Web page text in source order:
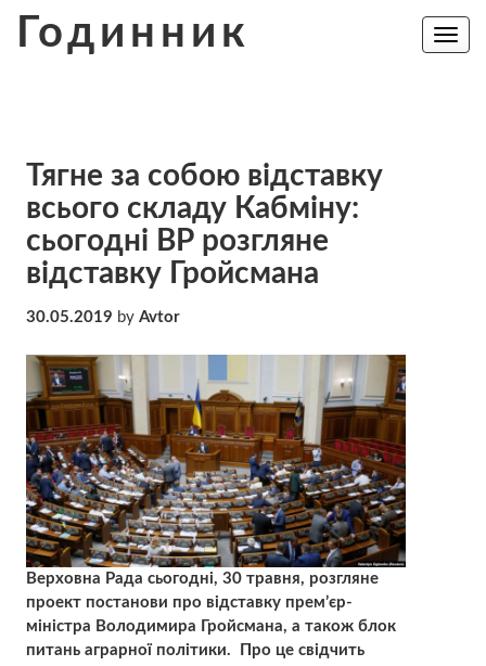
Годинник
Toggle
Тягне за собою відставку
всього складу Кабміну:
сьогодні ВР розгляне
відставку Гройсмана
30.05.2019 by Avtor
Верховна Рада сьогодні, 30 травня, розгляне
проект постанови про відставку прем’єр-
міністра Володимира Гройсмана, а також блок
питань аграрної політики. Про це свідчить